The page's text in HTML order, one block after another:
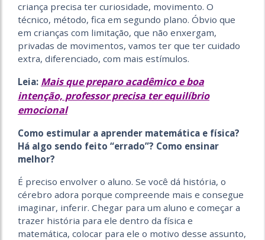
criança precisa ter curiosidade, movimento. O
técnico, método, fica em segundo plano. Óbvio que
em crianças com limitação, que não enxergam,
privadas de movimentos, vamos ter que ter cuidado
extra, diferenciado, com mais estímulos.
Leia: Mais que preparo acadêmico e boa
intenção, professor precisa ter equilíbrio
emocional
Como estimular a aprender matemática e física?
Há algo sendo feito “errado”? Como ensinar
melhor?
É preciso envolver o aluno. Se você dá história, o
cérebro adora porque compreende mais e consegue
imaginar, inferir. Chegar para um aluno e começar a
trazer história para ele dentro da física e
matemática, colocar para ele o motivo desse assunto,